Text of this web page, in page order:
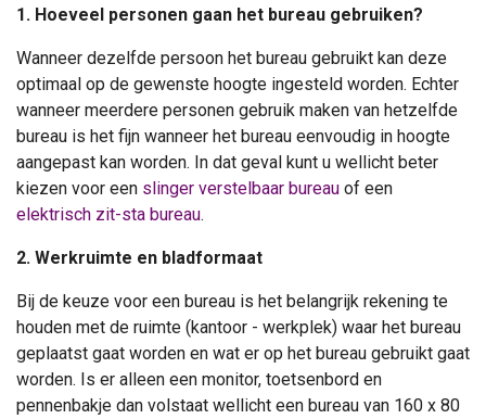
1. Hoeveel personen gaan het bureau gebruiken?
Wanneer dezelfde persoon het bureau gebruikt kan deze
optimaal op de gewenste hoogte ingesteld worden. Echter
wanneer meerdere personen gebruik maken van hetzelfde
bureau is het fijn wanneer het bureau eenvoudig in hoogte
aangepast kan worden. In dat geval kunt u wellicht beter
kiezen voor een slinger verstelbaar bureau of een
elektrisch zit-sta bureau.
2. Werkruimte en bladformaat
Bij de keuze voor een bureau is het belangrijk rekening te
houden met de ruimte (kantoor - werkplek) waar het bureau
geplaatst gaat worden en wat er op het bureau gebruikt gaat
worden. Is er alleen een monitor, toetsenbord en
pennenbakje dan volstaat wellicht een bureau van 160 x 80